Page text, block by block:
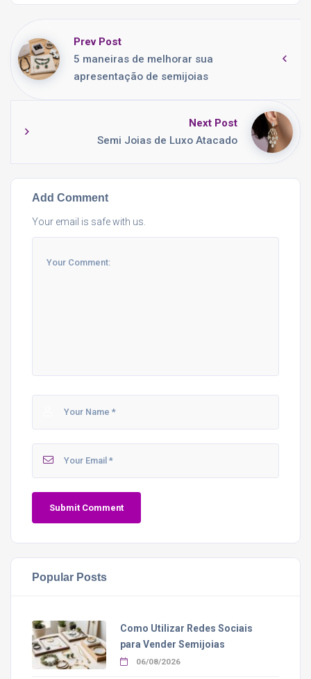
Prev Post
5 maneiras de melhorar sua
apresentação de semijoias
Next Post
Semi Joias de Luxo Atacado
Add Comment
Your email is safe with us.
Popular Posts
Como Utilizar Redes Sociais
para Vender Semijoias
06/08/2026